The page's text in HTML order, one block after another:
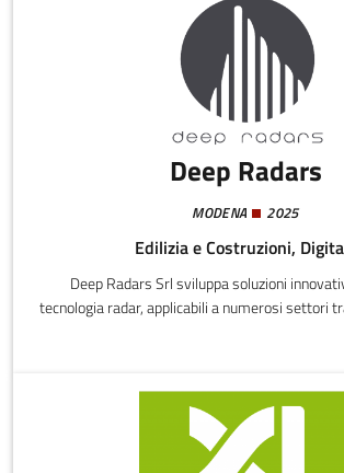
Deep Radars
MODENA 2025
Edilizia e Costruzioni,
Deep Radars Srl sviluppa soluzioni
tecnologia radar, applicabili a numerosi settori
telecamere e lidar.